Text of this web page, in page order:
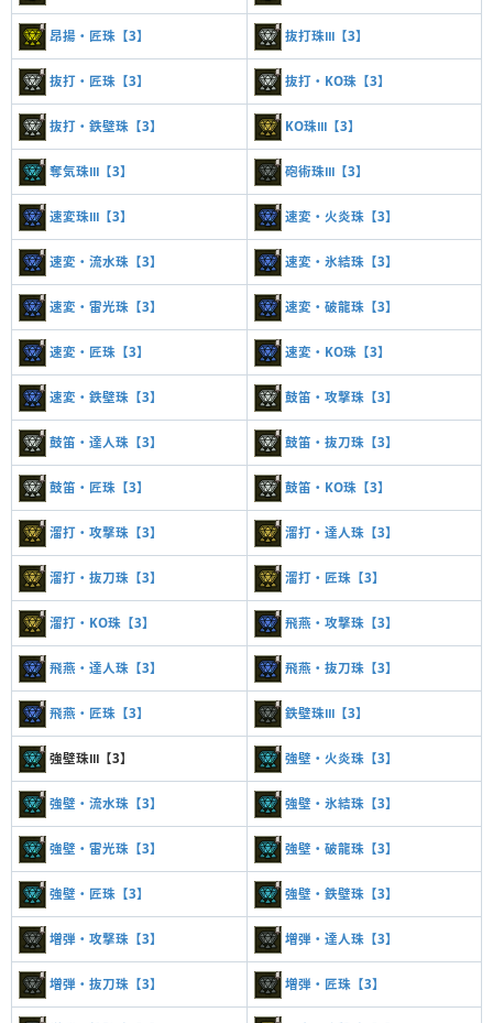
昂揚・匠珠【3】 抜打珠Ⅲ【3】
抜打・匠珠【3】 抜打・KO珠【3】
抜打・鉄壁珠【3】 KO珠Ⅲ【3】
奪気珠Ⅲ【3】 砲術珠Ⅲ【3】
速変珠Ⅲ【3】 速変・火炎珠【3】
速変・流水珠【3】 速変・氷結珠【3】
速変・雷光珠【3】 速変・破龍珠【3】
速変・匠珠【3】 速変・KO珠【3】
速変・鉄壁珠【3】 鼓笛・攻撃珠【3】
鼓笛・達人珠【3】 鼓笛・抜刀珠【3】
鼓笛・匠珠【3】 鼓笛・KO珠【3】
溜打・攻撃珠【3】 溜打・達人珠【3】
溜打・抜刀珠【3】 溜打・匠珠【3】
溜打・KO珠【3】 飛燕・攻撃珠【3】
飛燕・達人珠【3】 飛燕・抜刀珠【3】
飛燕・匠珠【3】 鉄壁珠Ⅲ【3】
強壁珠Ⅲ【3】 強壁・火炎珠【3】
強壁・流水珠【3】 強壁・氷結珠【3】
強壁・雷光珠【3】 強壁・破龍珠【3】
強壁・匠珠【3】 強壁・鉄壁珠【3】
増弾・攻撃珠【3】 増弾・達人珠【3】
増弾・抜刀珠【3】 増弾・匠珠【3】